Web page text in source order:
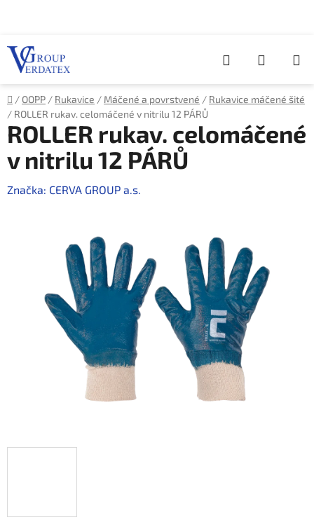
Hledat
KOŠÍK
Domů
/ OOPP / Rukavice / Máčené a povrstvené / Rukavice máčené šité
/ ROLLER rukav. celomáčené v nitrilu 12 PÁRŮ
ROLLER rukav. celomáčené
v nitrilu 12 PÁRŮ
Značka: CERVA GROUP a.s.